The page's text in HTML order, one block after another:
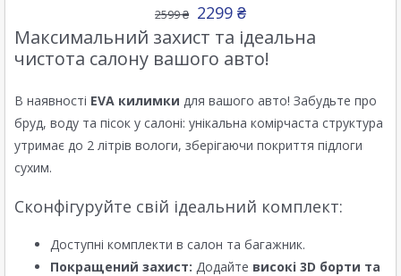
2599₴ 2299 ₴
Максимальний захист та ідеальна
чистота салону вашого авто!
В наявності EVA килимки для вашого авто! Забудьте про
бруд, воду та пісок у салоні: унікальна комірчаста структура
утримає до 2 літрів вологи, зберігаючи покриття підлоги
сухим.
Сконфігуруйте свій ідеальний комплект:
Доступні комплекти в салон та багажник.
Покращений захист: Додайте високі 3D борти та